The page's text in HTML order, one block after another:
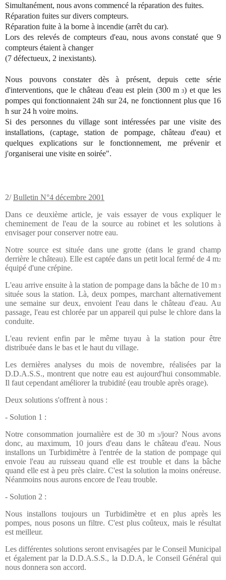
Simultanément, nous avons commencé la réparation des fuites.
Réparation fuites sur divers compteurs.
Réparation fuite à la borne à incendie (arrêt du car).
Lors des relevés de compteurs d'eau, nous avons constaté que 9
compteurs étaient à changer
(7 défectueux, 2 inexistants).
Nous pouvons constater dès à présent, depuis cette série
d'interventions, que le château d'eau est plein (300 m 3) et que les
pompes qui fonctionnaient 24h sur 24, ne fonctionnent plus que 16
h sur 24 h voire moins.
Si des personnes du village sont intéressées par une visite des
installations, (captage, station de pompage, château d'eau) et
quelques explications sur le fonctionnement, me prévenir et
j'organiserai une visite en soirée".
2/Bulletin N°4 décembre 2001
Dans ce deuxième article, je vais essayer de vous expliquer le
cheminement de l'eau de la source au robinet et les solutions à
envisager pour conserver notre eau.
Notre source est située dans une grotte (dans le grand champ
derrière le château). Elle est captée dans un petit local fermé de 4 m2
équipé d'une crépine.
L'eau arrive ensuite à la station de pompage dans la bâche de 10 m3
située sous la station. Là, deux pompes, marchant alternativement
une semaine sur deux, envoient l'eau dans le château d'eau. Au
passage, l'eau est chlorée par un appareil qui pulse le chlore dans la
conduite.
L'eau revient enfin par le même tuyau à la station pour être
distribuée dans le bas et le haut du village.
Les dernières analyses du mois de novembre, réalisées par la
D.D.A.S.S., montrent que notre eau est aujourd'hui consommable.
Il faut cependant améliorer la trubidité (eau trouble après orage).
Deux solutions s'offrent à nous :
- Solution 1 :
Notre consommation journalière est de 30 m 3/jour? Nous avons
donc, au maximum, 10 jours d'eau dans le château d'eau. Nous
installons un Turbidimètre à l'entrée de la station de pompage qui
envoie l'eau au ruisseau quand elle est trouble et dans la bâche
quand elle est à peu près claire. C'est la solution la moins onéreuse.
Néanmoins nous aurons encore de l'eau trouble.
- Solution 2 :
Nous installons toujours un Turbidimètre et en plus après les
pompes, nous posons un filtre. C'est plus coûteux, mais le résultat
est meilleur.
Les différentes solutions seront envisagées par le Conseil Municipal
et également par la D.D.A.S.S., la D.D.A, le Conseil Général qui
nous donnera son accord.